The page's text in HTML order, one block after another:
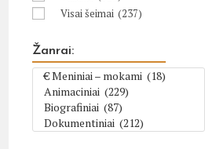
Visai šeimai (237)
Žanrai: